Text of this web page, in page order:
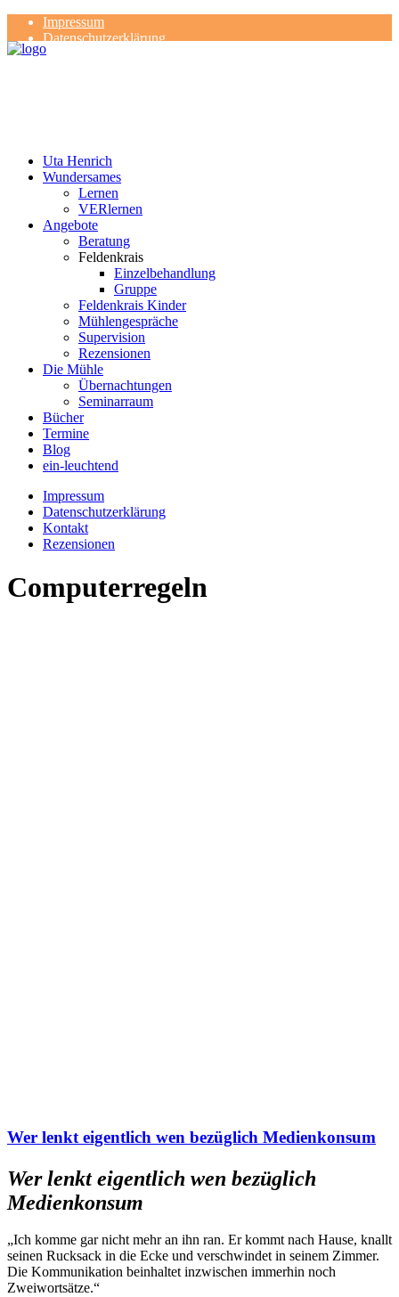
Impressum
Datenschutzerklärung
Kontakt
Uta Henrich
Wundersames
Lernen
VERlernen
Angebote
Beratung
Feldenkrais
Einzelbehandlung
Gruppe
Feldenkrais Kinder
Mühlengespräche
Supervision
Rezensionen
Die Mühle
Übernachtungen
Seminarraum
Bücher
Termine
Blog
ein-leuchtend
Impressum
Datenschutzerklärung
Kontakt
Rezensionen
Computerregeln
Wer lenkt eigentlich wen bezüglich Medienkonsum
Wer lenkt eigentlich wen bezüglich
Medienkonsum
„Ich komme gar nicht mehr an ihn ran. Er kommt nach Hause, knallt
seinen Rucksack in die Ecke und verschwindet in seinem Zimmer.
Die Kommunikation beinhaltet inzwischen immerhin noch
Zweiwortsätze.“